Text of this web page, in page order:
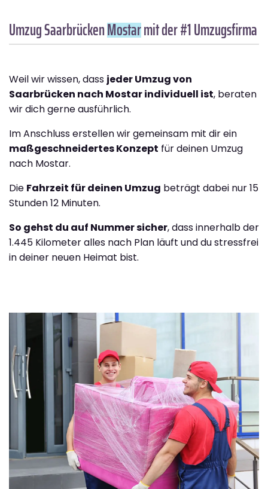
Umzug SaarbrückenMostarmit der #1 Umzugsfirma
Weil wir wissen, dass jeder Umzug von
Saarbrücken nach Mostar individuell ist, beraten
wir dich gerne ausführlich.
Im Anschluss erstellen wir gemeinsam mit dir ein
maßgeschneidertes Konzept für deinen Umzug
nach Mostar.
Die Fahrzeit für deinen Umzug beträgt dabei nur 15
Stunden 12 Minuten.
So gehst du auf Nummer sicher, dass innerhalb der
1.445 Kilometer alles nach Plan läuft und du stressfrei
in deiner neuen Heimat bist.